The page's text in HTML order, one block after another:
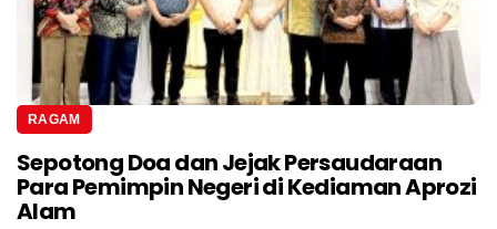
RAGAM
Sepotong Doa dan Jejak Persaudaraan
Para Pemimpin Negeri di Kediaman Aprozi
Alam